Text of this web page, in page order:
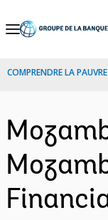
Skip
Navigation
COMPRENDRE LA